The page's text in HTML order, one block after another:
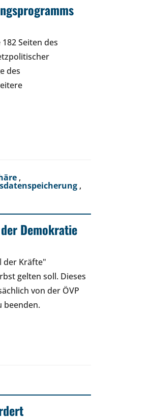
Seiten des
des
,
,
Demokratie
der Kräfte"
gelten soll. Dieses
von der ÖVP
beenden.